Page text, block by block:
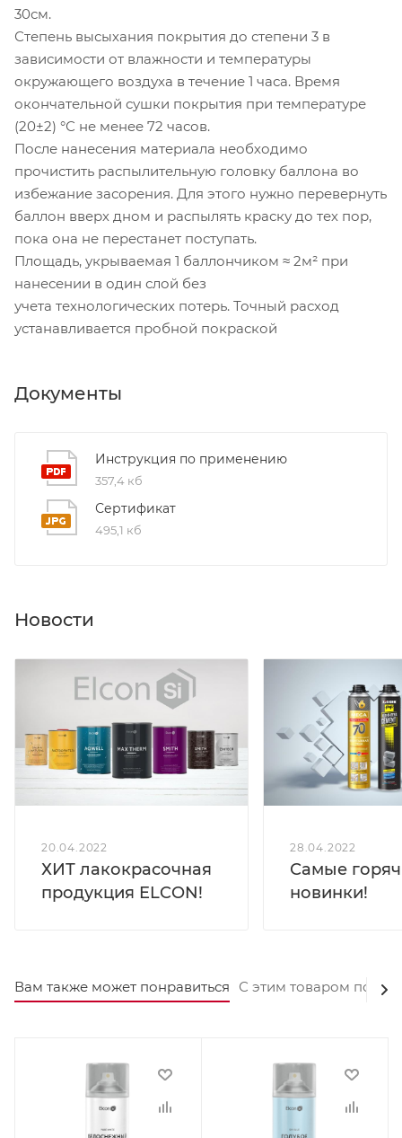
30см.
Степень высыхания покрытия до степени 3 в
зависимости от влажности и температуры
окружающего воздуха в течение 1 часа. Время
окончательной сушки покрытия при температуре
(20±2) °С не менее 72 часов.
После нанесения материала необходимо
прочистить распылительную головку баллона во
избежание засорения. Для этого нужно перевернуть
баллон вверх дном и распылять краску до тех пор,
пока она не перестанет поступать.
Площадь, укрываемая 1 баллончиком ≈ 2м² при
нанесении в один слой без
учета технологических потерь. Точный расход
устанавливается пробной покраской
Документы
Инструкция по применению
357,4 кб
Сертификат
495,1 кб
Новости
20.04.2022
ХИТ лакокрасочная
продукция ELCON!
28.04.2022
Самые
новинки!
Вам также может понравиться С этим товаром